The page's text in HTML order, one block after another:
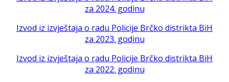
za 2024. godinu
Izvod iz izvještaja o radu Policije Brčko distrikta BiH
za 2023. godinu
Izvod iz izvještaja o radu Policije Brčko distrikta BiH
za 2022. godinu